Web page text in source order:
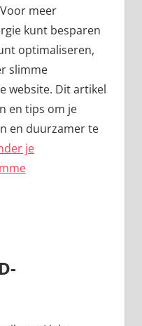
meer
kunt besparen
optimaliseren,
slimme
website. Dit artikel
en tips om je
en duurzamer te
je